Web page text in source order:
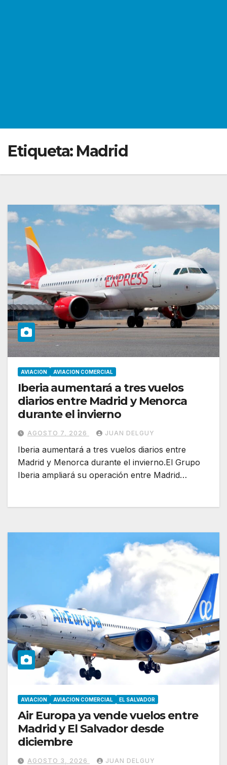
Etiqueta: Madrid
AVIACION AVIACION COMERCIAL
Iberia aumentará a tres vuelos
diarios entre Madrid y Menorca
durante el invierno
AGOSTO 7, 2026 JUAN DELGUY
Iberia aumentará a tres vuelos diarios entre
Madrid y Menorca durante el invierno.El Grupo
Iberia ampliará su operación entre Madrid…
AVIACION AVIACION COMERCIAL EL SALVADOR
Air Europa ya vende vuelos entre
Madrid y El Salvador desde
diciembre
AGOSTO 3, 2026 JUAN DELGUY